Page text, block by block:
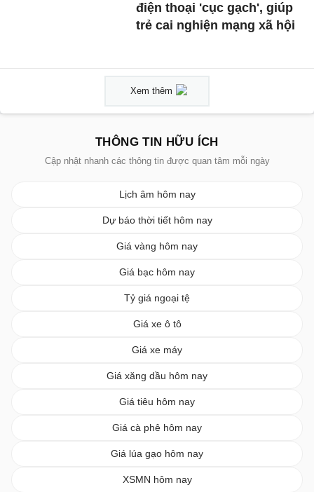
điện thoại 'cục gạch', giúp
trẻ cai nghiện mạng xã hội
Xem thêm
THÔNG TIN HỮU ÍCH
Cập nhật nhanh các thông tin được quan tâm mỗi ngày
Lịch âm hôm nay
Dự báo thời tiết hôm nay
Giá vàng hôm nay
Giá bạc hôm nay
Tỷ giá ngoại tệ
Giá xe ô tô
Giá xe máy
Giá xăng dầu hôm nay
Giá tiêu hôm nay
Giá cà phê hôm nay
Giá lúa gạo hôm nay
XSMN hôm nay